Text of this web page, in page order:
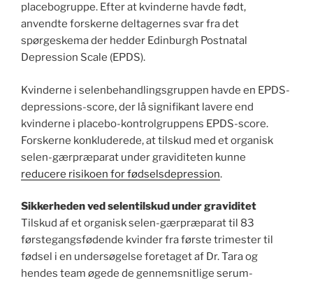
placebogruppe. Efter at kvinderne havde født,
anvendte forskerne deltagernes svar fra det
spørgeskema der hedder Edinburgh Postnatal
Depression Scale (EPDS).
Kvinderne i selenbehandlingsgruppen havde en EPDS-
depressions-score, der lå signifikant lavere end
kvinderne i placebo-kontrolgruppens EPDS-score.
Forskerne konkluderede, at tilskud med et organisk
selen-gærpræparat under graviditeten kunne
reducere risikoen for fødselsdepression.
Sikkerheden ved selentilskud under graviditet
Tilskud af et organisk selen-gærpræparat til 83
førstegangsfødende kvinder fra første trimester til
fødsel i en undersøgelse foretaget af Dr. Tara og
hendes team øgede de gennemsnitlige serum-